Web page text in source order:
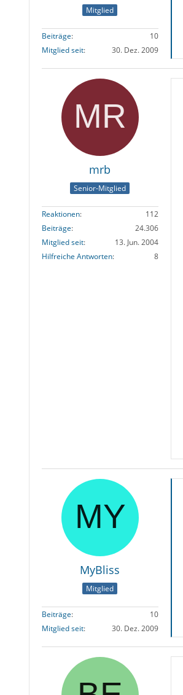
Mitglied
Beiträge
10
Mitglied seit
30. Dez. 2009
mrb
Senior-Mitglied
Reaktionen
112
Beiträge
24.306
Mitglied seit
13. Jun. 2004
Hilfreiche Antworten
8
MyBliss
Mitglied
Beiträge
10
Mitglied seit
30. Dez. 2009